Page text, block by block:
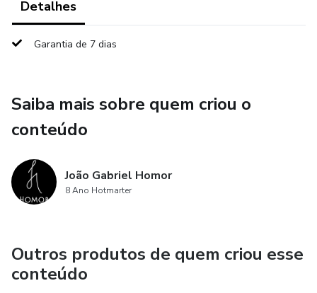
visualiza o seu próprio animalzinho naquela narrativa visual.
femininas, mas também adaptada para outros produtos
A primeira edição do nosso box conta com as estampas:
- Estampa Pug Skull
- Estampa Pug Lover
- Estampa Pug Cacique
Detalhes
Garantia de 7 dias
Saiba mais sobre quem criou o
conteúdo
João Gabriel Homor
8 Ano Hotmarter
Outros produtos de quem criou esse
conteúdo